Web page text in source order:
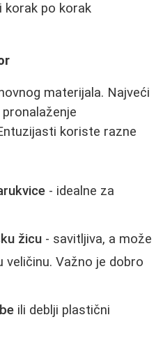
korak po korak
materijala. Najveći
koriste razne
- idealne za
žicu - savitljiva, a može
veličinu. Važno je dobro
ili deblji plastični